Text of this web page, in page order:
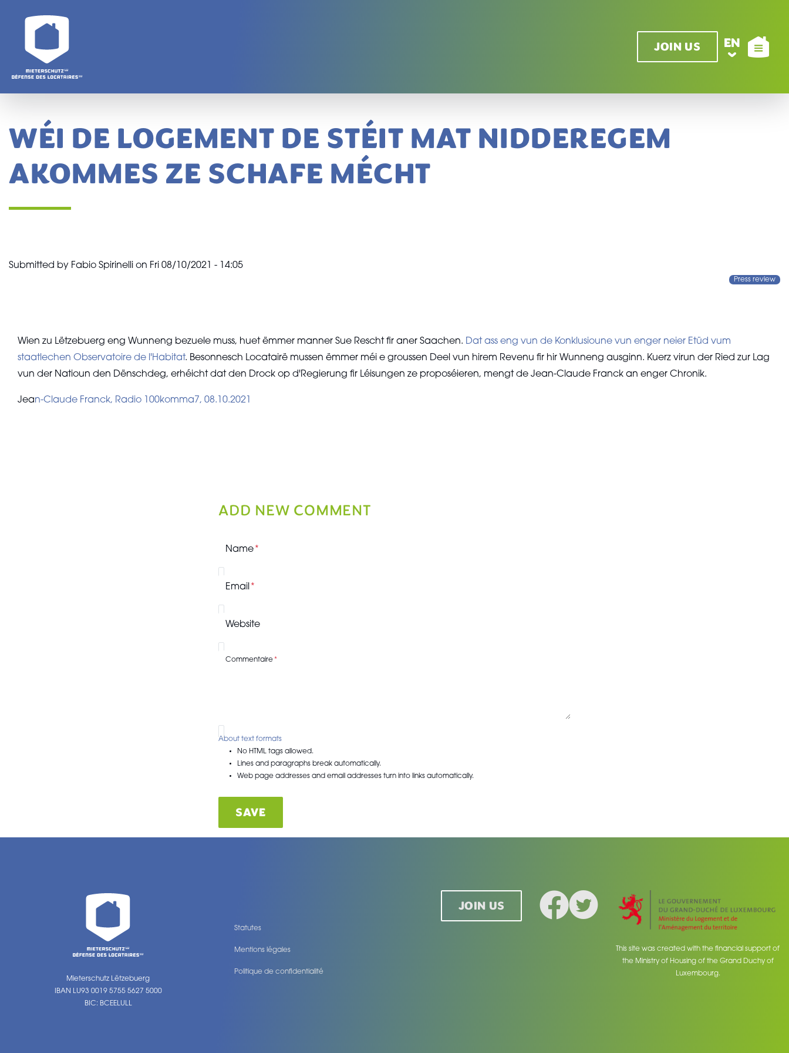
JOIN US EN
WÉI DE LOGEMENT DE STÉIT MAT NIDDEREGEM
AKOMMES ZE SCHAFE MÉCHT
Submitted by Fabio Spirinelli on Fri 08/10/2021 - 14:05
Press review
Wien zu Lëtzebuerg eng Wunneng bezuele muss, huet ëmmer manner Sue Rescht fir aner Saachen. Dat ass eng vun de Konklusioune vun enger neier Etüd vum
staatlechen Observatoire de l'Habitat. Besonnesch Locatairë mussen ëmmer méi e groussen Deel vun hirem Revenu fir hir Wunneng ausginn. Kuerz virun der Ried zur Lag
vun der Natioun den Dënschdeg, erhéicht dat den Drock op d'Regierung fir Léisungen ze proposéieren, mengt de Jean-Claude Franck an enger Chronik.
Jean-Claude Franck, Radio 100komma7, 08.10.2021
ADD NEW COMMENT
Name
Email
Website
Commentaire
About text formats
No HTML tags allowed.
Lines and paragraphs break automatically.
Web page addresses and email addresses turn into links automatically.
SAVE
Mieterschutz Lëtzebuerg
IBAN LU93 0019 5755 5627 5000
BIC: BCEELULL
Statutes
Mentions légales
Politique de confidentialité
JOIN US
Facebook
Twitter
This site was created with the financial support of
the Ministry of Housing of the Grand Duchy of
Luxembourg.